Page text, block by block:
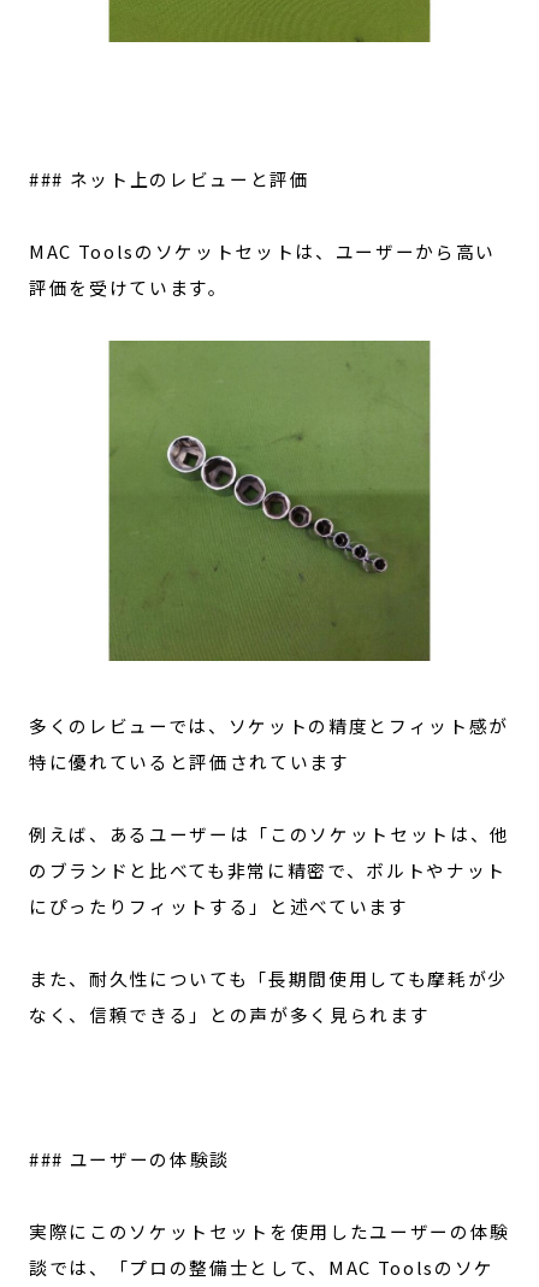
### ネット上のレビューと評価
MAC Toolsのソケットセットは、ユーザーから高い
評価を受けています。
多くのレビューでは、ソケットの精度とフィット感が
特に優れていると評価されています
例えば、あるユーザーは「このソケットセットは、他
のブランドと比べても非常に精密で、ボルトやナット
にぴったりフィットする」と述べています
また、耐久性についても「長期間使用しても摩耗が少
なく、信頼できる」との声が多く見られます
### ユーザーの体験談
実際にこのソケットセットを使用したユーザーの体験
談では、「プロの整備士として、MAC Toolsのソケ